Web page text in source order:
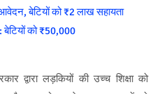
बेटियों को ₹2 लाख सहायता
को ₹50,000
द्वारा लड़कियों की उच्च शिक्षा को